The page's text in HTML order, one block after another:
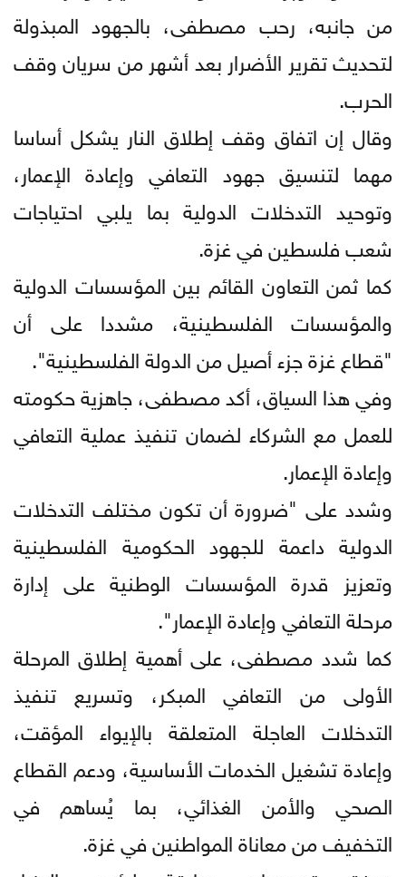
من جانبه، رحب مصطفى، بالجهود المبذولة
لتحديث تقرير الأضرار بعد أشهر من سريان وقف
الحرب.
وقال إن اتفاق وقف إطلاق النار يشكل أساسا
مهما لتنسيق جهود التعافي وإعادة الإعمار،
وتوحيد التدخلات الدولية بما يلبي احتياجات
شعب فلسطين في غزة.
كما ثمن التعاون القائم بين المؤسسات الدولية
والمؤسسات الفلسطينية، مشددا على أن
"قطاع غزة جزء أصيل من الدولة الفلسطينية".
وفي هذا السياق، أكد مصطفى، جاهزية حكومته
للعمل مع الشركاء لضمان تنفيذ عملية التعافي
وإعادة الإعمار.
وشدد على "ضرورة أن تكون مختلف التدخلات
الدولية داعمة للجهود الحكومية الفلسطينية
وتعزيز قدرة المؤسسات الوطنية على إدارة
مرحلة التعافي وإعادة الإعمار".
كما شدد مصطفى، على أهمية إطلاق المرحلة
الأولى من التعافي المبكر، وتسريع تنفيذ
التدخلات العاجلة المتعلقة بالإيواء المؤقت،
وإعادة تشغيل الخدمات الأساسية، ودعم القطاع
الصحي والأمن الغذائي، بما يُساهم في
التخفيف من معاناة المواطنين في غزة.